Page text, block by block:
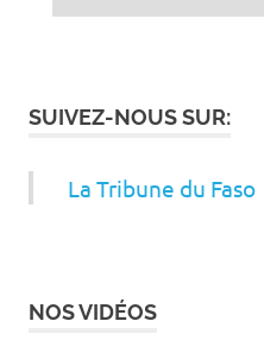
SUIVEZ-NOUS SUR:
La Tribune du Faso
NOS VIDÉOS